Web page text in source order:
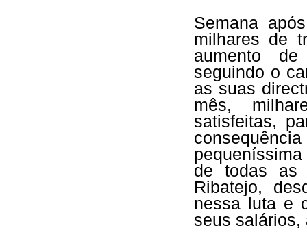
Semana
milhares de
aumento
seguindo o
as suas
mês,
satisfeitas,
de todas as
Ribatejo,
nessa luta e
seus salários,